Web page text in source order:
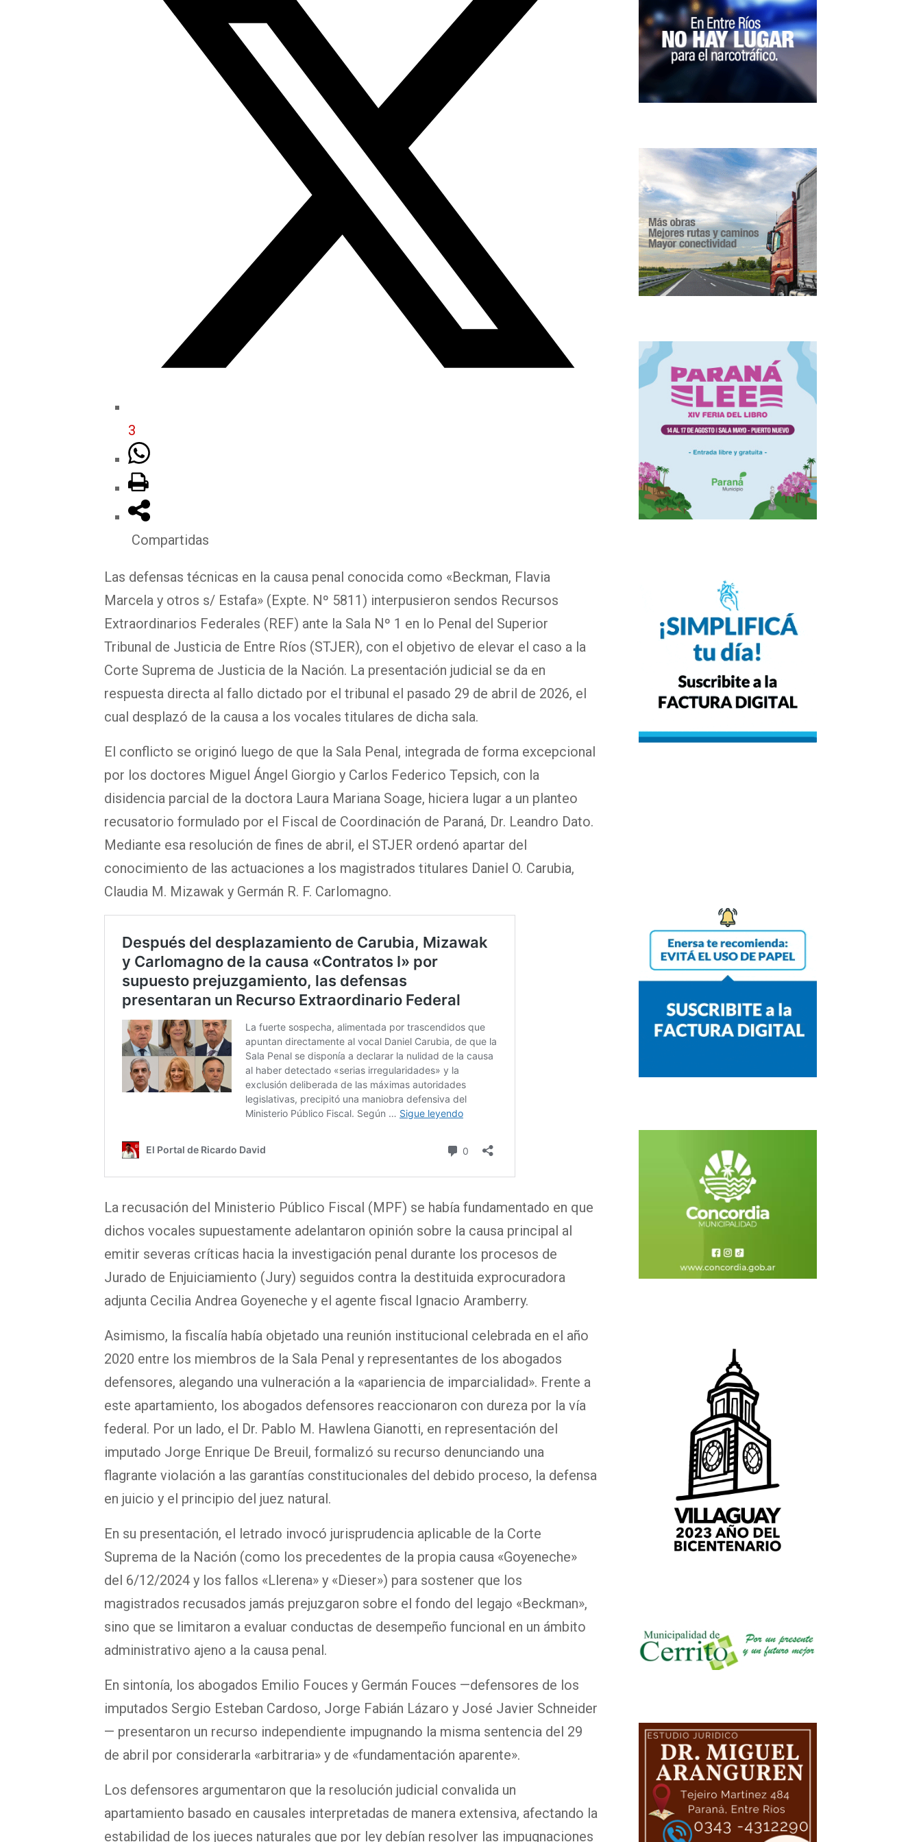
3
Compartidas
Las defensas técnicas en la causa penal conocida como «Beckman, Flavia
Marcela y otros s/ Estafa» (Expte. Nº 5811) interpusieron sendos Recursos
Extraordinarios Federales (REF) ante la Sala Nº 1 en lo Penal del Superior
Tribunal de Justicia de Entre Ríos (STJER), con el objetivo de elevar el caso a la
Corte Suprema de Justicia de la Nación. La presentación judicial se da en
respuesta directa al fallo dictado por el tribunal el pasado 29 de abril de 2026, el
cual desplazó de la causa a los vocales titulares de dicha sala.
El conflicto se originó luego de que la Sala Penal, integrada de forma excepcional
por los doctores Miguel Ángel Giorgio y Carlos Federico Tepsich, con la
disidencia parcial de la doctora Laura Mariana Soage, hiciera lugar a un planteo
recusatorio formulado por el Fiscal de Coordinación de Paraná, Dr. Leandro Dato.
Mediante esa resolución de fines de abril, el STJER ordenó apartar del
conocimiento de las actuaciones a los magistrados titulares Daniel O. Carubia,
Claudia M. Mizawak y Germán R. F. Carlomagno.
La recusación del Ministerio Público Fiscal (MPF) se había fundamentado en que
dichos vocales supuestamente adelantaron opinión sobre la causa principal al
emitir severas críticas hacia la investigación penal durante los procesos de
Jurado de Enjuiciamiento (Jury) seguidos contra la destituida exprocuradora
adjunta Cecilia Andrea Goyeneche y el agente fiscal Ignacio Aramberry.
Asimismo, la fiscalía había objetado una reunión institucional celebrada en el año
2020 entre los miembros de la Sala Penal y representantes de los abogados
defensores, alegando una vulneración a la «apariencia de imparcialidad». Frente a
este apartamiento, los abogados defensores reaccionaron con dureza por la vía
federal. Por un lado, el Dr. Pablo M. Hawlena Gianotti, en representación del
imputado Jorge Enrique De Breuil, formalizó su recurso denunciando una
flagrante violación a las garantías constitucionales del debido proceso, la defensa
en juicio y el principio del juez natural.
En su presentación, el letrado invocó jurisprudencia aplicable de la Corte
Suprema de la Nación (como los precedentes de la propia causa «Goyeneche»
del 6/12/2024 y los fallos «Llerena» y «Dieser») para sostener que los
magistrados recusados jamás prejuzgaron sobre el fondo del legajo «Beckman»,
sino que se limitaron a evaluar conductas de desempeño funcional en un ámbito
administrativo ajeno a la causa penal.
En sintonía, los abogados Emilio Fouces y Germán Fouces —defensores de los
imputados Sergio Esteban Cardoso, Jorge Fabián Lázaro y José Javier Schneider
— presentaron un recurso independiente impugnando la misma sentencia del 29
de abril por considerarla «arbitraria» y de «fundamentación aparente».
Los defensores argumentaron que la resolución judicial convalida un
apartamiento basado en causales interpretadas de manera extensiva, afectando la
estabilidad de los jueces naturales que por ley debían resolver las impugnaciones